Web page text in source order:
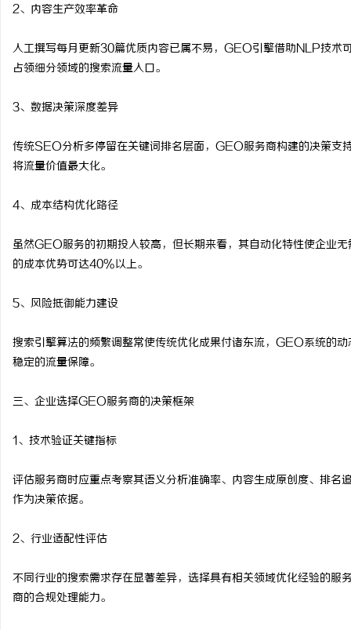
2、内容生产效率革命
人工撰写每月更新30篇优质内容已属不易，GEO引擎借助NLP技术
占领细分领域的搜索流量入口。
3、数据决策深度差异
传统SEO分析多停留在关键词排名层面，GEO服务商构建的决策支
将流量价值最大化。
4、成本结构优化路径
虽然GEO服务的初期投入较高，但长期来看，其自动化特性使企业
的成本优势可达40%以上。
5、风险抵御能力建设
搜索引擎算法的频繁调整常使传统优化成果付诸东流，GEO系统的
稳定的流量保障。
三、企业选择GEO服务商的决策框架
1、技术验证关键指标
评估服务商时应重点考察其语义分析准确率、内容生成原创度、排
作为决策依据。
2、行业适配性评估
不同行业的搜索需求存在显著差异，选择具有相关领域优化经验的
商的合规处理能力。